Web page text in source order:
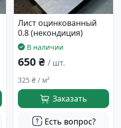
Лист оцинкованный
0.8 (некондиция)
В наличии
650 ₴ / шт.
325 ₴ / м²
Заказать
Есть вопрос?